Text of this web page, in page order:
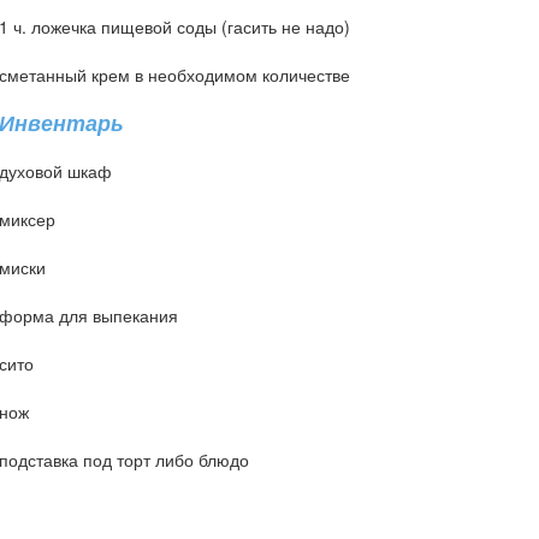
1 ч. ложечка пищевой соды (гасить не надо)
сметанный крем в необходимом количестве
Инвентарь
духовой шкаф
миксер
миски
форма для выпекания
сито
нож
подставка под торт либо блюдо